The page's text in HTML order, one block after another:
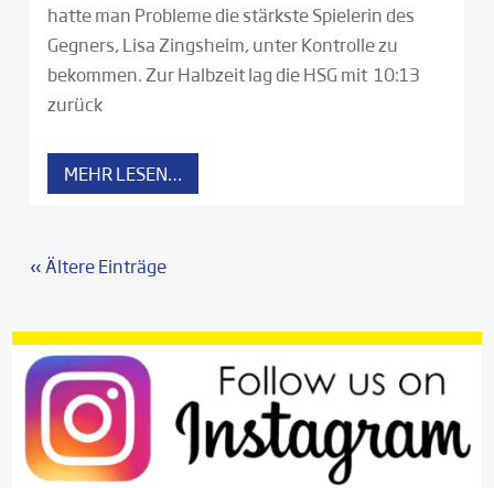
hatte man Probleme die stärkste Spielerin des
Gegners, Lisa Zingsheim, unter Kontrolle zu
bekommen. Zur Halbzeit lag die HSG mit 10:13
zurück
MEHR LESEN…
« Ältere Einträge